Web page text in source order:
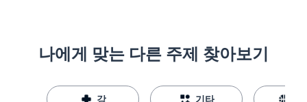
나에게 맞는 다른 주제 찾아보기
강 기타